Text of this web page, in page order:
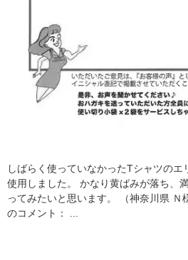
しばらく使っていなかったTシャツのエ
使用しました。 かなり黄ばみが落ち、
ってみたいと思います。 （神奈川県 Ｎ
のコメント： ...